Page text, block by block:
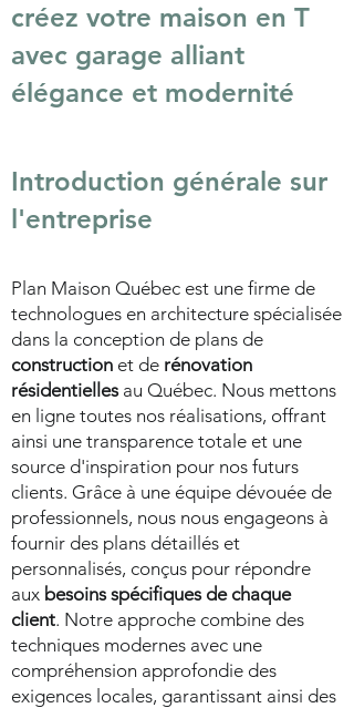
créez votre maison en T
avec garage alliant
élégance et modernité
Introduction générale sur
l'entreprise
Plan Maison Québec est une firme de
technologues en architecture spécialisée
dans la conception de plans de
construction et de rénovation
résidentiellesau Québec. Nous mettons
en ligne toutes nos réalisations, offrant
ainsi une transparence totale et une
source d'inspiration pour nos futurs
clients. Grâce à une équipe dévouée de
professionnels, nous nous engageons à
fournir des plans détaillés et
personnalisés, conçus pour répondre
aux besoins spécifiques de chaque
client. Notre approche combine des
techniques modernes avec une
compréhension approfondie des
exigences locales, garantissant ainsi des